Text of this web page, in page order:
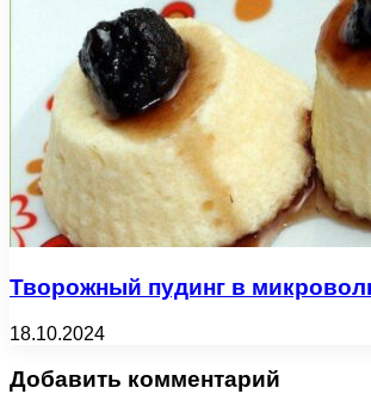
Творожный пудинг в
18.10.2024
Добавить комментарий